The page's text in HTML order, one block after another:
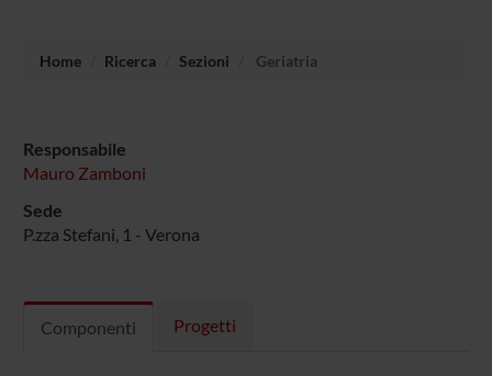
Home Ricerca Sezioni Geriatria
Responsabile
Mauro Zamboni
Sede
P.zza Stefani, 1 - Verona
Componenti Progetti